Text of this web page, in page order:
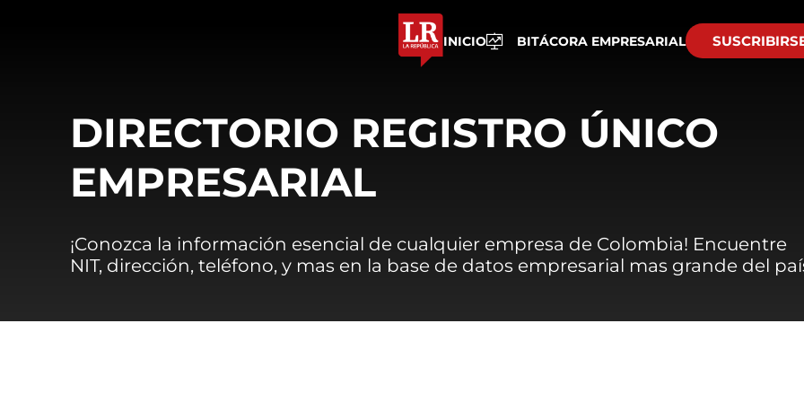
INICIO BITÁCORA EMPRESARIAL
DIRECTORIO REGISTRO ÚNICO
EMPRESARIAL
¡Conozca la información esencial de cualquier empresa de Colombia! Encuentre
NIT, dirección, teléfono, y mas en la base de datos empresarial mas grande del